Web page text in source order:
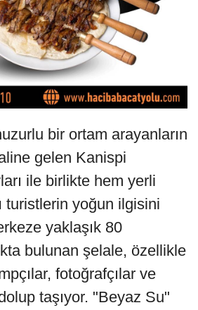
bir ortam arayanların
gelen Kanispi
ile birlikte hem yerli
turistlerin yoğun ilgisini
yaklaşık 80
bulunan şelale, özellikle
fotoğrafçılar ve
taşıyor. "Beyaz Su"